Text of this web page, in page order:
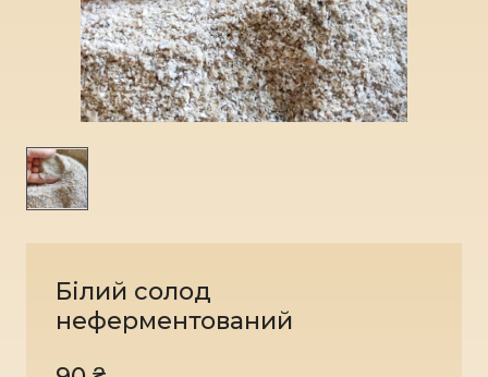
Білий солод
неферментований